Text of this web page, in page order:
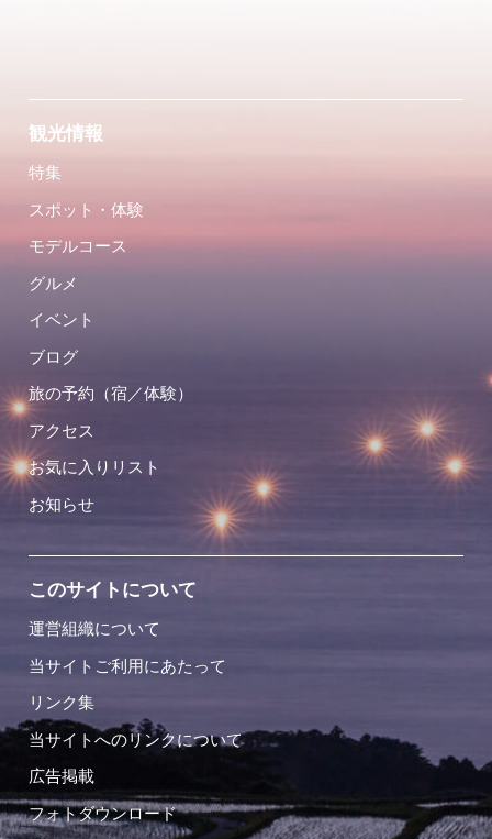
観光情報
特集
スポット・体験
モデルコース
グルメ
イベント
ブログ
旅の予約（宿／体験）
アクセス
お気に入りリスト
お知らせ
このサイトについて
運営組織について
当サイトご利用にあたって
リンク集
当サイトへのリンクについて
広告掲載
フォトダウンロード